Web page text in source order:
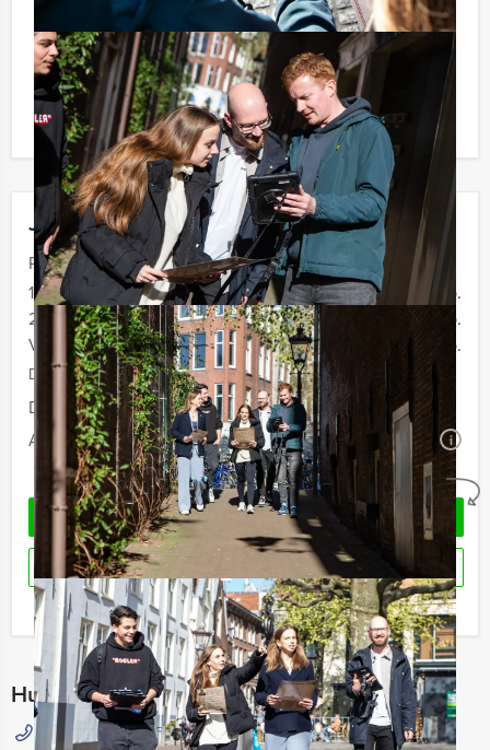
Jouw uitje
Prijs :
12- 19 personen
€ 59,50 p.p.
20 - 29 personen
€ 56,50 p.p.
Vanaf 30 personen
€ 54,50 p.p.
De prijzen zijn exclusief BTW
Duur:
4 uur
Aantal:
Minimaal 12 personen i
Geheel vrijblijvend
OFFERTE AANVRAGEN
Ik heb een vraag over dit uitje
Hulp nodig bij het kiezen?
015 204 40 00
Reservering voor kleinere groepen:
Komt u niet aan het minimale aantal deelnemers voor
dit dagarrangement? Als u bereid bent voor het
minimale aantal te betalen, kunt u ook gewoon voor
minder personen boeken!